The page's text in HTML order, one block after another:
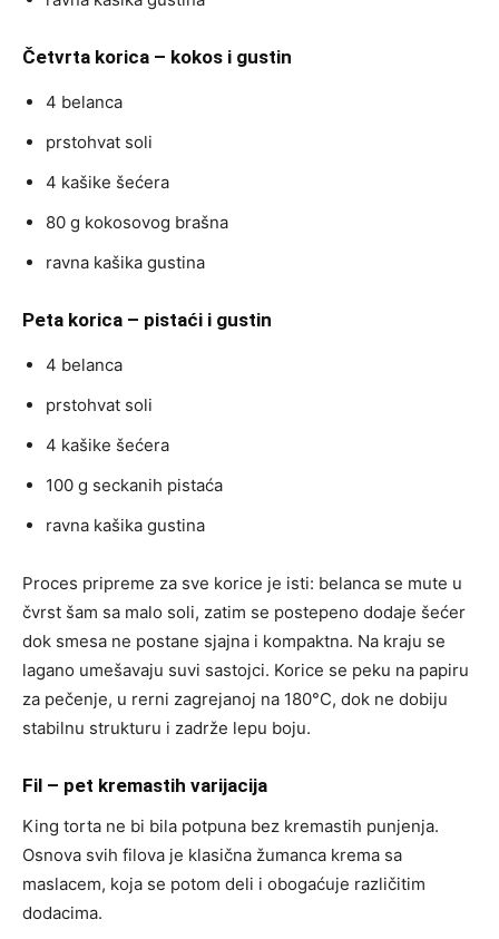
Četvrta korica – kokos i gustin
4 belanca
prstohvat soli
4 kašike šećera
80 g kokosovog brašna
ravna kašika gustina
Peta korica – pistaći i gustin
4 belanca
prstohvat soli
4 kašike šećera
100 g seckanih pistaća
ravna kašika gustina
Proces pripreme za sve korice je isti: belanca se mute u
čvrst šam sa malo soli, zatim se postepeno dodaje šećer
dok smesa ne postane sjajna i kompaktna. Na kraju se
lagano umešavaju suvi sastojci. Korice se peku na papiru
za pečenje, u rerni zagrejanoj na 180°C, dok ne dobiju
stabilnu strukturu i zadrže lepu boju.
Fil – pet kremastih varijacija
King torta ne bi bila potpuna bez kremastih punjenja.
Osnova svih filova je klasična žumanca krema sa
maslacem, koja se potom deli i obogaćuje različitim
dodacima.